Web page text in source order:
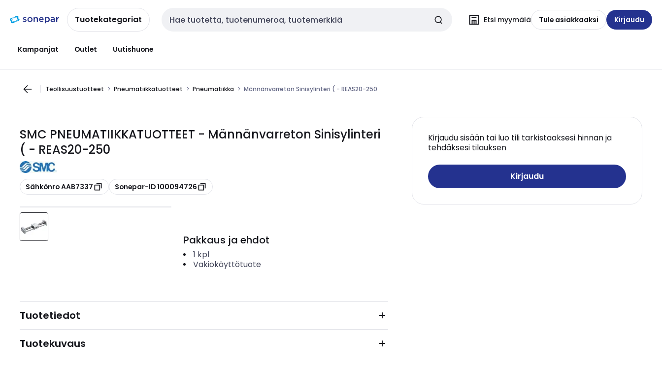
navigointiinsisältöönTuotekategoriat Haku Etsi myymälä Tule asiakkaaksi Kirjaudu
Kampanjat Outlet Uutishuone
Teollisuustuotteet Pneumatiikkatuotteet Pneumatiikka Männänvarreton Sinisylinteri ( - REAS20-250
SMC PNEUMATIIKKATUOTTEET - Männänvarreton Sinisylinteri
( - REAS20-250
Kopioi
Sähkönro AAB7337 Kopioi
Sonepar-ID 100094726
Kirjaudu sisään tai luo tili tarkistaaksesi hinnan ja
tehdäksesi tilauksen
Kirjaudu
Pakkaus ja ehdot
1 kpl
Vakiokäyttötuote
Tuotetiedot
Tuotekuvaus